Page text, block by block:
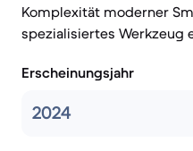
Komplexität moderner
spezialisiertes Werkzeug
Erscheinungsjahr
2024